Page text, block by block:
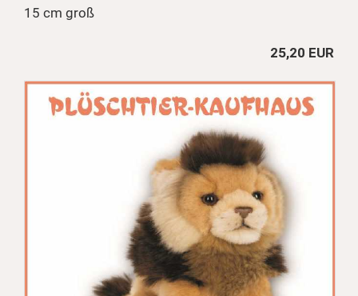
15 cm groß
25,20 EUR